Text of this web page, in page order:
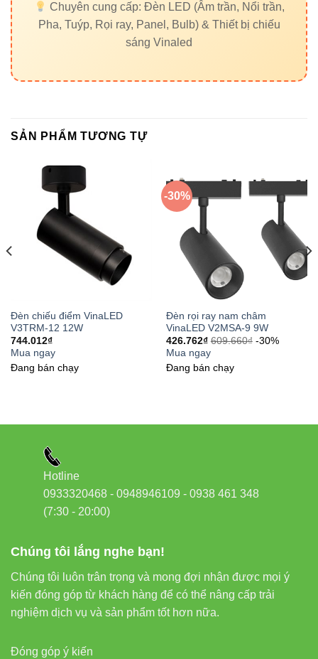
Chuyên cung cấp: Đèn LED (Âm trần, Nổi trần,
Pha, Tuýp, Rọi ray, Panel, Bulb) & Thiết bị chiếu
sáng Vinaled
SẢN PHẨM TƯƠNG TỰ
Đèn chiếu điểm VinaLED
V3TRM-12 12W
744.012₫
Mua ngay
Đang bán chạy
-30%
Đèn rọi ray nam châm
VinaLED V2MSA-9 9W
426.762₫ 609.660₫ -30%
Mua ngay
Đang bán chạy
Chúng tôi lắng nghe bạn!
Chúng tôi luôn trân trọng và mong đợi nhận được mọi ý
kiến đóng góp từ khách hàng để có thể nâng cấp trải
nghiệm dịch vụ và sản phẩm tốt hơn nữa.
Đóng góp ý kiến
Hotline
0933320468 - 0948946109 - 0938 461 348
(7:30 - 20:00)